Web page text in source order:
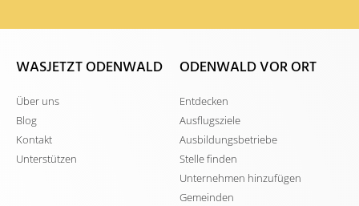
WASJETZT ODENWALD
Über uns
Blog
Kontakt
Unterstützen
ODENWALD VOR ORT
Entdecken
Ausflugsziele
Ausbildungsbetriebe
Stelle finden
Unternehmen hinzufügen
Gemeinden